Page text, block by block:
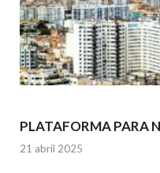
PLATAFORMA PARA
21 abril 2025